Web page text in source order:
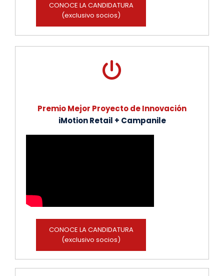
CONOCE LA CANDIDATURA
(exclusivo socios)
Premio Mejor Proyecto de Innovación
iMotion Retail + Campanile
CONOCE LA CANDIDATURA
(exclusivo socios)